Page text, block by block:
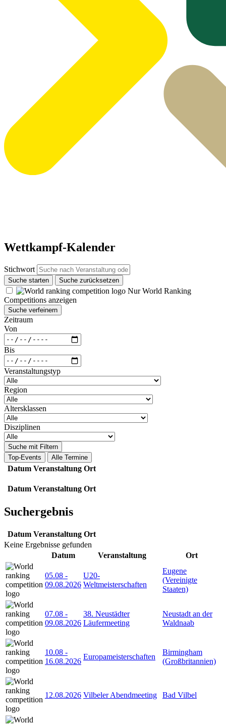
Wettkampf-Kalender
Stichwort
Suche starten Suche zurücksetzen
Nur World Ranking
Competitions anzeigen
Suche verfeinern
Zeitraum
Von
Bis
Veranstaltungstyp
Region
Altersklassen
Disziplinen
Suche mit Filtern
Top-Events
Alle Termine
Datum Veranstaltung Ort
Datum Veranstaltung Ort
Suchergebnis
Datum Veranstaltung Ort
Keine Ergebnisse gefunden
Datum
Veranstaltung Ort
05.08 -
09.08.2026
U20-
Weltmeisterschaften
Eugene
(Vereinigte
Staaten)
07.08 -
09.08.2026
38. Neustädter
Läufermeeting
Neustadt an der
Waldnaab
10.08 -
16.08.2026
Europameisterschaften
Birmingham
(Großbritannien)
12.08.2026 Vilbeler Abendmeeting Bad Vilbel